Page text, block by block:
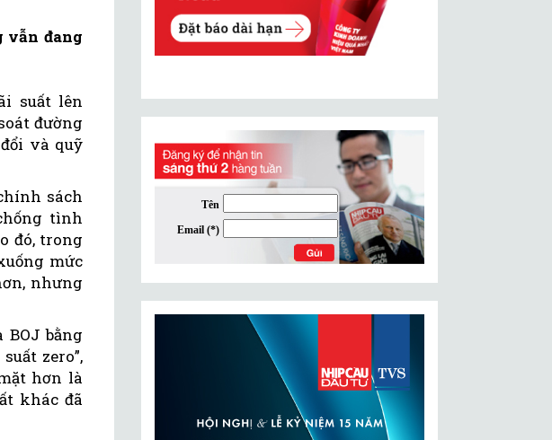
vẫn đang
suất lên
đường
và quỹ
sách
tình
đó, trong
mức
nhưng
bằng
zero”,
hơn là
khác đã